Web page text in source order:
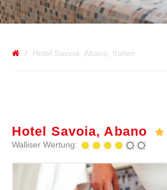
Hotel Savoia, Abano, Italien
Hotel Savoia, Abano
Walliser Wertung: